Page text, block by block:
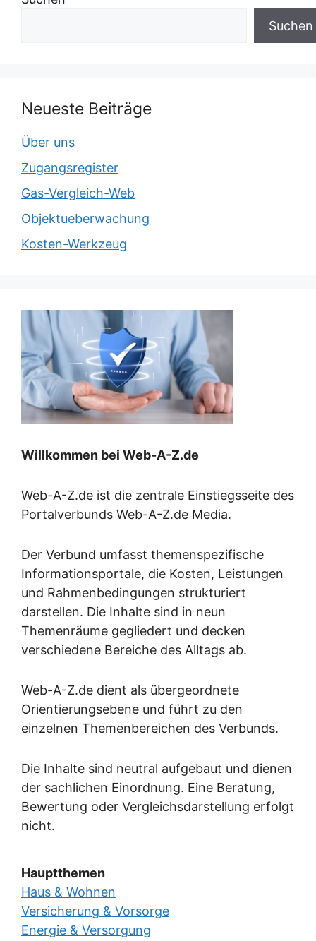
Suchen
Neueste Beiträge
Über uns
Zugangsregister
Gas-Vergleich-Web
Objektueberwachung
Kosten-Werkzeug
Willkommen bei Web-A-Z.de
Web-A-Z.de ist die zentrale Einstiegsseite des
Portalverbunds Web-A-Z.de Media.
Der Verbund umfasst themenspezifische
Informationsportale, die Kosten, Leistungen
und Rahmenbedingungen strukturiert
darstellen. Die Inhalte sind in neun
Themenräume gegliedert und decken
verschiedene Bereiche des Alltags ab.
Web-A-Z.de dient als übergeordnete
Orientierungsebene und führt zu den
einzelnen Themenbereichen des Verbunds.
Die Inhalte sind neutral aufgebaut und dienen
der sachlichen Einordnung. Eine Beratung,
Bewertung oder Vergleichsdarstellung erfolgt
nicht.
Hauptthemen
Haus & Wohnen
Versicherung & Vorsorge
Energie & Versorgung